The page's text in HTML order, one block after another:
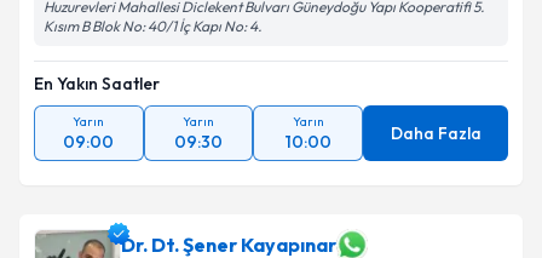
Huzurevleri Mahallesi Diclekent Bulvarı Güneydoğu Yapı Kooperatifi 5.
Kısım B Blok No: 40/1 İç Kapı No: 4.
En Yakın Saatler
Yarın
09:00
Yarın
09:30
Yarın
10:00 Daha Fazla
Dr. Dt. Şener Kayapınar